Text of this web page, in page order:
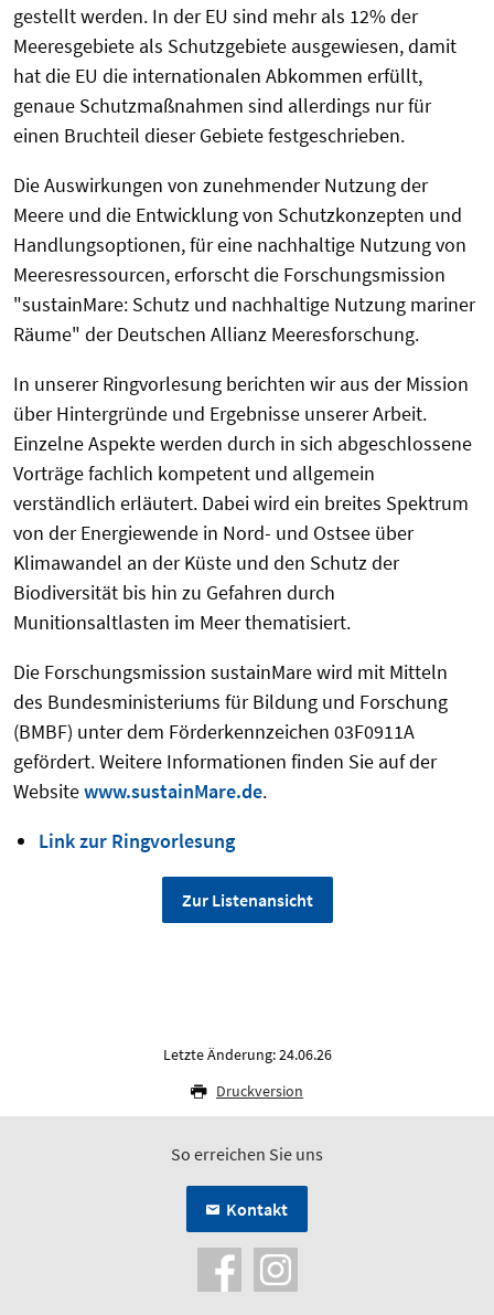
gestellt werden. In der EU sind mehr als 12% der
Meeresgebiete als Schutzgebiete ausgewiesen, damit
hat die EU die internationalen Abkommen erfüllt,
genaue Schutzmaßnahmen sind allerdings nur für
einen Bruchteil dieser Gebiete festgeschrieben.
Die Auswirkungen von zunehmender Nutzung der
Meere und die Entwicklung von Schutzkonzepten und
Handlungsoptionen, für eine nachhaltige Nutzung von
Meeresressourcen, erforscht die Forschungsmission
"sustainMare: Schutz und nachhaltige Nutzung mariner
Räume" der Deutschen Allianz Meeresforschung.
In unserer Ringvorlesung berichten wir aus der Mission
über Hintergründe und Ergebnisse unserer Arbeit.
Einzelne Aspekte werden durch in sich abgeschlossene
Vorträge fachlich kompetent und allgemein
verständlich erläutert. Dabei wird ein breites Spektrum
von der Energiewende in Nord- und Ostsee über
Klimawandel an der Küste und den Schutz der
Biodiversität bis hin zu Gefahren durch
Munitionsaltlasten im Meer thematisiert.
Die Forschungsmission sustainMare wird mit Mitteln
des Bundesministeriums für Bildung und Forschung
(BMBF) unter dem Förderkennzeichen 03F0911A
gefördert. Weitere Informationen finden Sie auf der
Websitewww.sustainMare.de.
Link zur Ringvorlesung
Zur Listenansicht
Letzte Änderung: 24.06.26
Druckversion
So erreichen Sie uns
Kontakt